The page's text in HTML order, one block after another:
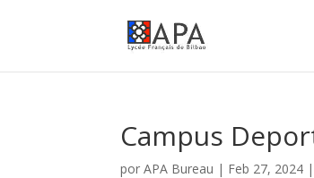
Campus
porAPA Bureau | Feb 27, 2024 |